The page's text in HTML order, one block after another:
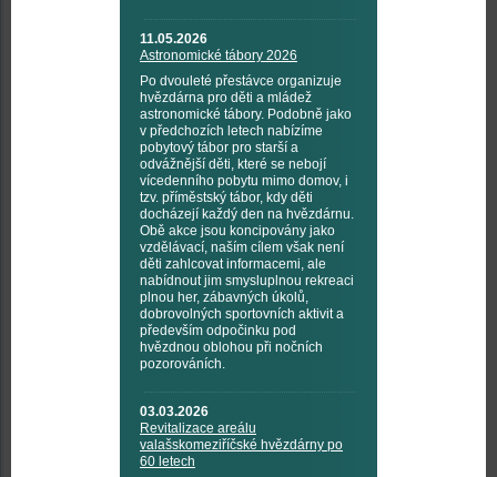
11.05.2026
Astronomické tábory 2026
Po dvouleté přestávce organizuje
hvězdárna pro děti a mládež
astronomické tábory. Podobně jako
v předchozích letech nabízíme
pobytový tábor pro starší a
odvážnější děti, které se nebojí
vícedenního pobytu mimo domov, i
tzv. příměstský tábor, kdy děti
docházejí každý den na hvězdárnu.
Obě akce jsou koncipovány jako
vzdělávací, naším cílem však není
děti zahlcovat informacemi, ale
nabídnout jim smysluplnou rekreaci
plnou her, zábavných úkolů,
dobrovolných sportovních aktivit a
především odpočinku pod
hvězdnou oblohou při nočních
pozorováních.
03.03.2026
Revitalizace areálu
valašskomeziříčské hvězdárny po
60 letech